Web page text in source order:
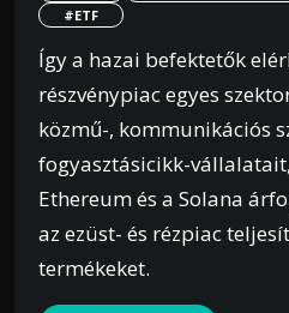
#ETF
Így a hazai befektetők
részvénypiac egyes
közmű-, kommunikációs
fogyasztásicikk-
Ethereum és a Solana
az ezüst- és rézpiac
termékeket.